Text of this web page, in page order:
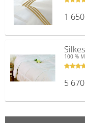
1 650
100 %
5 670